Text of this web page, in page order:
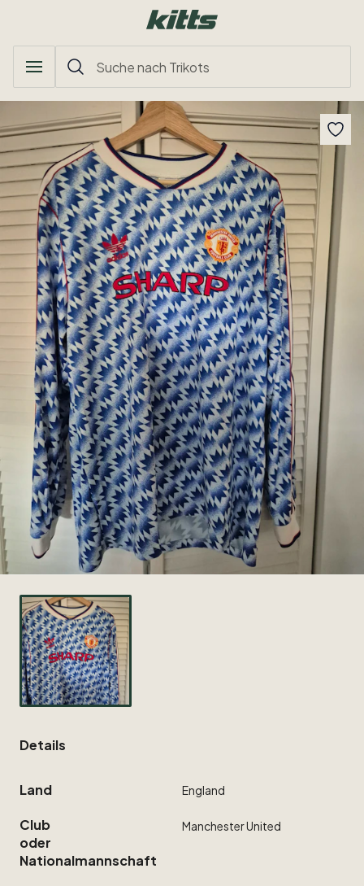
Details
Land England
Club
oder
Nationalmannschaft
ManchesterUnited